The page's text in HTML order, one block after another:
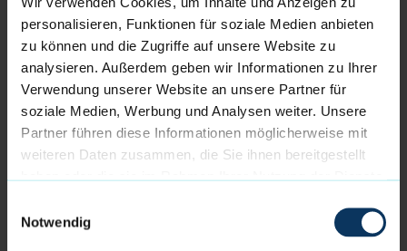
personalisieren, Funktionen für soziale Medien anbieten
zu können und die Zugriffe auf unsere Website zu
analysieren. Außerdem geben wir Informationen zu Ihrer
Verwendung unserer Website an unsere Partner für
soziale Medien, Werbung und Analysen weiter. Unsere
Partner führen diese Informationen möglicherweise mit
weiteren Daten zusammen, die Sie ihnen bereitgestellt
Notwendig
führen. REYHER ist ein wichtiger Partner, dessen
Werte wie Teamgeist und Zuverlässigkeit perfekt zu
unserem Verein passen. Gemeinsam möchten wir
den Basketballsport in Bremerhaven weiter stärken
und unsere Fans begeistern. Wir freuen uns auf eine
erfolgreiche Zusammenarbeit und bedanken uns für
das Vertrauen“, sagt Max Jorzyk, Prokurist der
Eisbären Bremerhaven.